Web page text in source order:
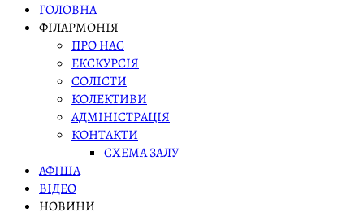
ГОЛОВНА
ФІЛАРМОНІЯ
ПРО НАС
ЕКСКУРСІЯ
СОЛІСТИ
КОЛЕКТИВИ
АДМІНІСТРАЦІЯ
КОНТАКТИ
СХЕМА ЗАЛУ
АФІША
ВІДЕО
НОВИНИ